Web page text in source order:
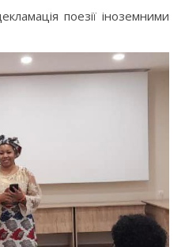
поезії іноземними